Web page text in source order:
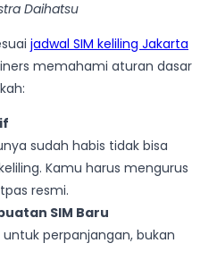
Daihatsu
jadwal SIM keliling Jakarta
memahami aturan dasar
sudah habis tidak bisa
Kamu harus mengurus
resmi.
SIM Baru
perpanjangan, bukan